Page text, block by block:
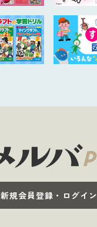
新規会員登録・ログイン